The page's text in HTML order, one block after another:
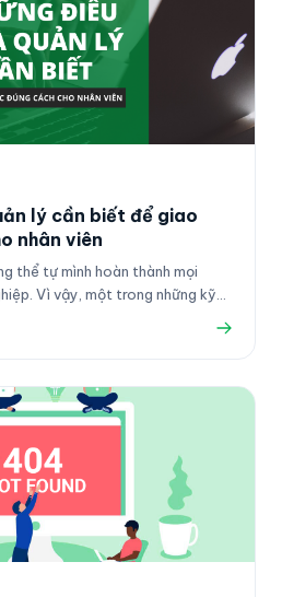
lý cần biết để giao
nhân viên
thể tự mình hoàn thành mọi
Vì vậy, một trong những kỹ